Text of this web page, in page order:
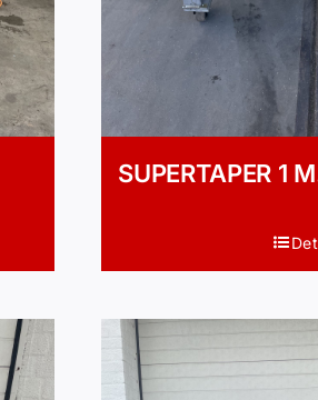
SUPERTAPER 1